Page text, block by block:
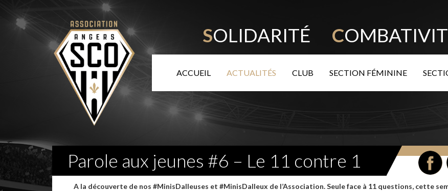
SOLIDARITÉ C
ACCUEIL ACTUALITÉS CLUB SECTION FÉMININE
Parole aux jeunes #6 – Le 11 contre 1
A la découverte de nos #MinisDalleuses et #MinisDalleux de l’Association. Seule face à 11 questions, cette